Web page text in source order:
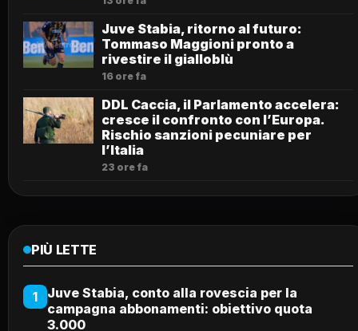
Juve Stabia, ritorno al futuro:
Tommaso Maggioni pronto a
rivestire il gialloblù
16 ore fa
DDL Caccia, il Parlamento accelera:
cresce il confronto con l’Europa.
Rischio sanzioni pecuniare per
l’Italia
23 ore fa
PIÙ LETTE
1
Juve Stabia, conto alla rovescia per la
campagna abbonamenti: obiettivo quota
3.000